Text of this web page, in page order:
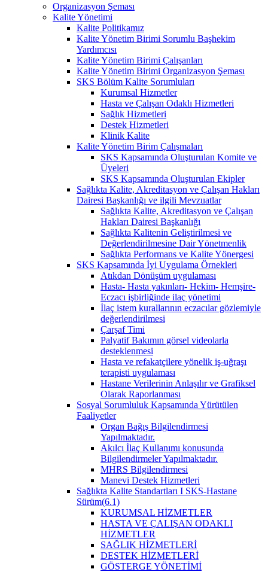
Organizasyon Şeması
Kalite Yönetimi
Kalite Politikamız
Kalite Yönetim Birimi Sorumlu Başhekim
Yardımcısı
Kalite Yönetim Birimi Çalışanları
Kalite Yönetim Birimi Organizasyon Şeması
SKS Bölüm Kalite Sorumluları
Kurumsal Hizmetler
Hasta ve Çalışan Odaklı Hizmetleri
Sağlık Hizmetleri
Destek Hizmetleri
Klinik Kalite
Kalite Yönetim Birim Çalışmaları
SKS Kapsamında Oluşturulan Komite ve
Üyeleri
SKS Kapsamında Oluşturulan Ekipler
Sağlıkta Kalite, Akreditasyon ve Çalışan Hakları
Dairesi Başkanlığı ve ilgili Mevzuatlar
Sağlıkta Kalite, Akreditasyon ve Çalışan
Hakları Dairesi Başkanlığı
Sağlıkta Kalitenin Geliştirilmesi ve
Değerlendirilmesine Dair Yönetmenlik
Sağlıkta Performans ve Kalite Yönergesi
SKS Kapsamında İyi Uygulama Örnekleri
Atıkdan Dönüşüm uygulaması
Hasta- Hasta yakınları- Hekim- Hemşire-
Eczacı işbirliğinde ilaç yönetimi
İlaç istem kurallarının eczacılar gözlemiyle
değerlendirilmesi
Çarşaf Timi
Palyatif Bakımın görsel videolarla
desteklenmesi
Hasta ve refakatçilere yönelik iş-uğraşı
terapisti uygulaması
Hastane Verilerinin Anlaşılır ve Grafiksel
Olarak Raporlanması
Sosyal Sorumluluk Kapsamında Yürütülen
Faaliyetler
Organ Bağış Bilgilendirmesi
Yapılmaktadır.
Akılcı İlaç Kullanımı konusunda
Bilgilendirmeler Yapılmaktadır.
MHRS Bilgilendirmesi
Manevi Destek Hizmetleri
Sağlıkta Kalite Standartları I SKS-Hastane
Sürüm(6.1)
KURUMSAL HİZMETLER
HASTA VE ÇALIŞAN ODAKLI
HİZMETLER
SAĞLIK HİZMETLERİ
DESTEK HİZMETLERİ
GÖSTERGE YÖNETİMİ